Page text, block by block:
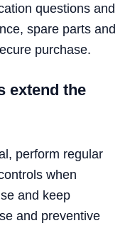
questions and
spare parts and
purchase.
extend the
perform regular
when
and keep
and preventive